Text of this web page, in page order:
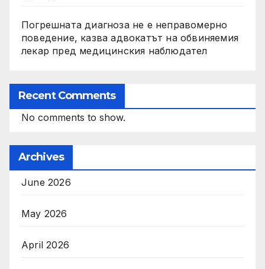
Погрешната диагноза не е неправомерно
поведение, казва адвокатът на обвиняемия
лекар пред медицинския наблюдател
Recent Comments
No comments to show.
Archives
June 2026
May 2026
April 2026